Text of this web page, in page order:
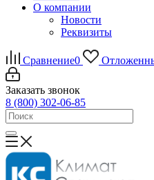
О компании
Новости
Реквизиты
Сравнение0
Заказать звонок
8 (800) 302-06-85